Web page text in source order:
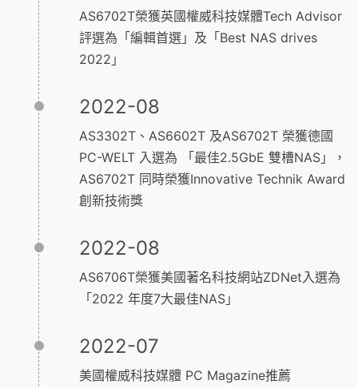
AS6702T榮獲英國權威科技媒體Tech Advisor
評選為「編輯首選」及「Best NAS drives
2022」
2022-08
AS3302T、AS6602T 及AS6702T 榮獲德國
PC-WELT 入選為 「最佳2.5GbE 雙槽NAS」，
AS6702T 同時榮獲Innovative Technik Award
創新技術獎
2022-08
AS6706T榮獲美國著名科技網站ZDNet入選為
「2022 年度7大最佳NAS」
2022-07
美國權威科技媒體 PC Magazine推薦